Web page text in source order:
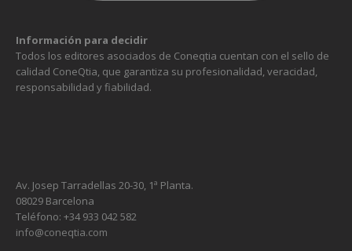
Información para decidir
Todos los editores asociados de Coneqtia cuentan con el sello de
calidad ConeQtia, que garantiza su profesionalidad, veracidad,
responsabilidad y fiabilidad.
Av. Josep Tarradellas 20-30, 1ª Planta.
08029 Barcelona
Teléfono: +34 933 042 582
info@coneqtia.com